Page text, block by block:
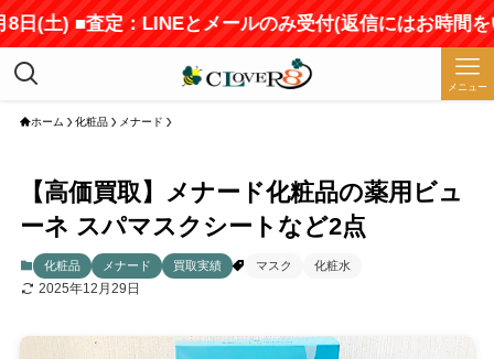
土) ■査定：LINEとメールのみ受付(返信にはお時間をい
メニュー
ホーム 化粧品 メナード
【高価買取】メナード化粧品の薬用ビュ
ーネ スパマスクシートなど2点
化粧品 メナード 買取実績 マスク 化粧水
2025年12月29日